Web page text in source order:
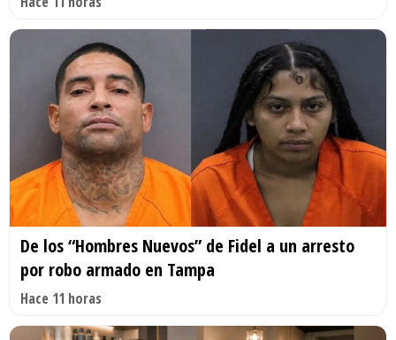
De los “Hombres Nuevos” de Fidel a un arresto
por robo armado en Tampa
Hace 11 horas